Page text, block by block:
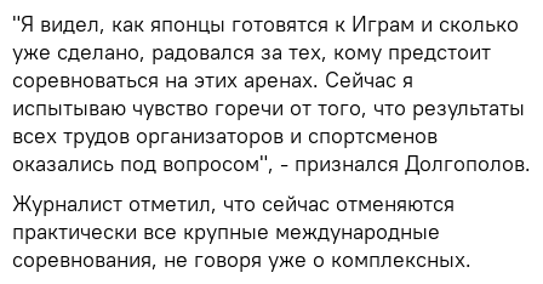
"Я видел, как японцы готовятся к Играм и сколько
уже сделано, радовался за тех, кому предстоит
соревноваться на этих аренах. Сейчас я
испытываю чувство горечи от того, что результаты
всех трудов организаторов и спортсменов
оказались под вопросом", - признался Долгополов.
Журналист отметил, что сейчас отменяются
практически все крупные международные
соревнования, не говоря уже о комплексных.